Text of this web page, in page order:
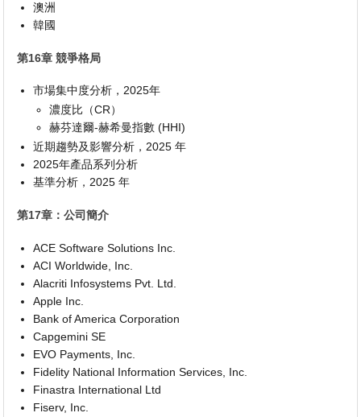
澳洲
韓國
第16章 競爭格局
市場集中度分析，2025年
濃度比（CR）
赫芬達爾-赫希曼指數 (HHI)
近期趨勢及影響分析，2025 年
2025年產品系列分析
基準分析，2025 年
第17章：公司簡介
ACE Software Solutions Inc.
ACI Worldwide, Inc.
Alacriti Infosystems Pvt. Ltd.
Apple Inc.
Bank of America Corporation
Capgemini SE
EVO Payments, Inc.
Fidelity National Information Services, Inc.
Finastra International Ltd
Fiserv, Inc.